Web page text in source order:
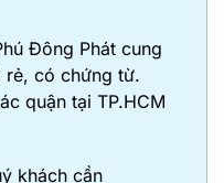
Đông Phát cung
rẻ, có chứng từ.
quận tại TP.HCM
khách cần